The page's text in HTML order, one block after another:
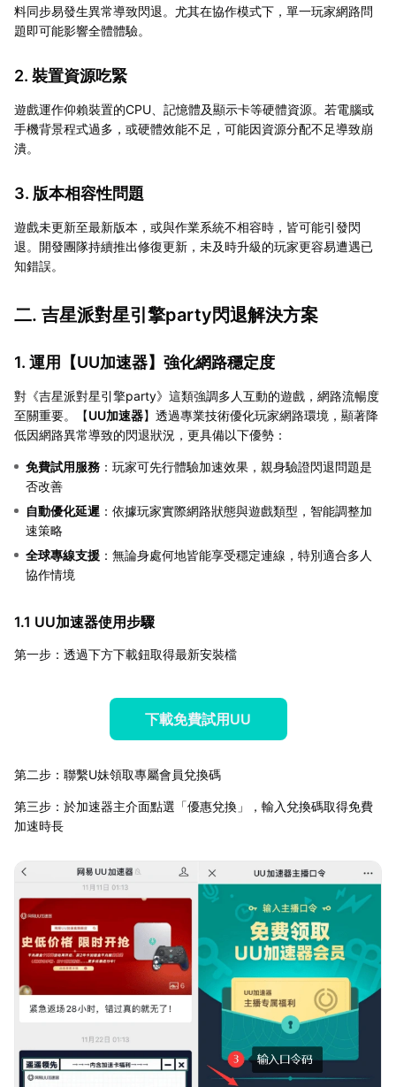
料同步易發生異常導致閃退。尤其在協作模式下，單一玩家網路問
題即可能影響全體體驗。
2. 裝置資源吃緊
遊戲運作仰賴裝置的CPU、記憶體及顯示卡等硬體資源。若電腦或
手機背景程式過多，或硬體效能不足，可能因資源分配不足導致崩
潰。
3. 版本相容性問題
遊戲未更新至最新版本，或與作業系統不相容時，皆可能引發閃
退。開發團隊持續推出修復更新，未及時升級的玩家更容易遭遇已
知錯誤。
二. 吉星派對星引擎party閃退解決方案
1. 運用【UU加速器】強化網路穩定度
對《吉星派對星引擎party》這類強調多人互動的遊戲，網路流暢度
至關重要。【UU加速器】透過專業技術優化玩家網路環境，顯著降
低因網路異常導致的閃退狀況，更具備以下優勢：
免費試用服務 ：玩家可先行體驗加速效果，親身驗證閃退問題是
否改善
自動優化延遲 ：依據玩家實際網路狀態與遊戲類型，智能調整加
速策略
全球專線支援 ：無論身處何地皆能享受穩定連線，特別適合多人
協作情境
1.1 UU加速器使用步驟
第一步：透過下方下載鈕取得最新安裝檔
下載免費試用UU
第二步：聯繫U妹領取專屬會員兌換碼
第三步：於加速器主介面點選「優惠兌換」，輸入兌換碼取得免費
加速時長